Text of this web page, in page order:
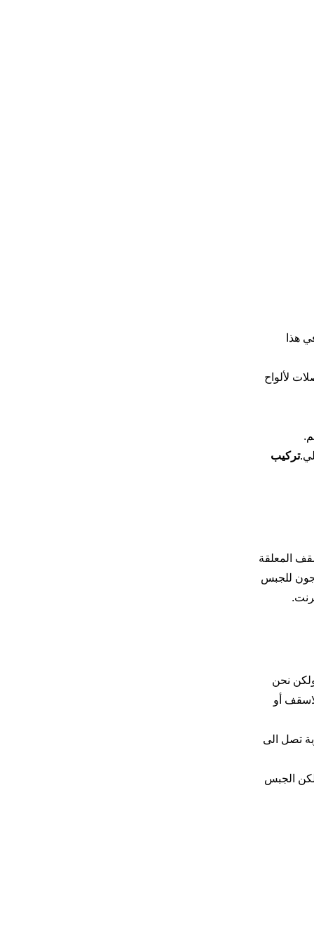
هذا
لألواح
تركيب
المعلقة
للجبس
نحن
أو
تصل الى
الجبس